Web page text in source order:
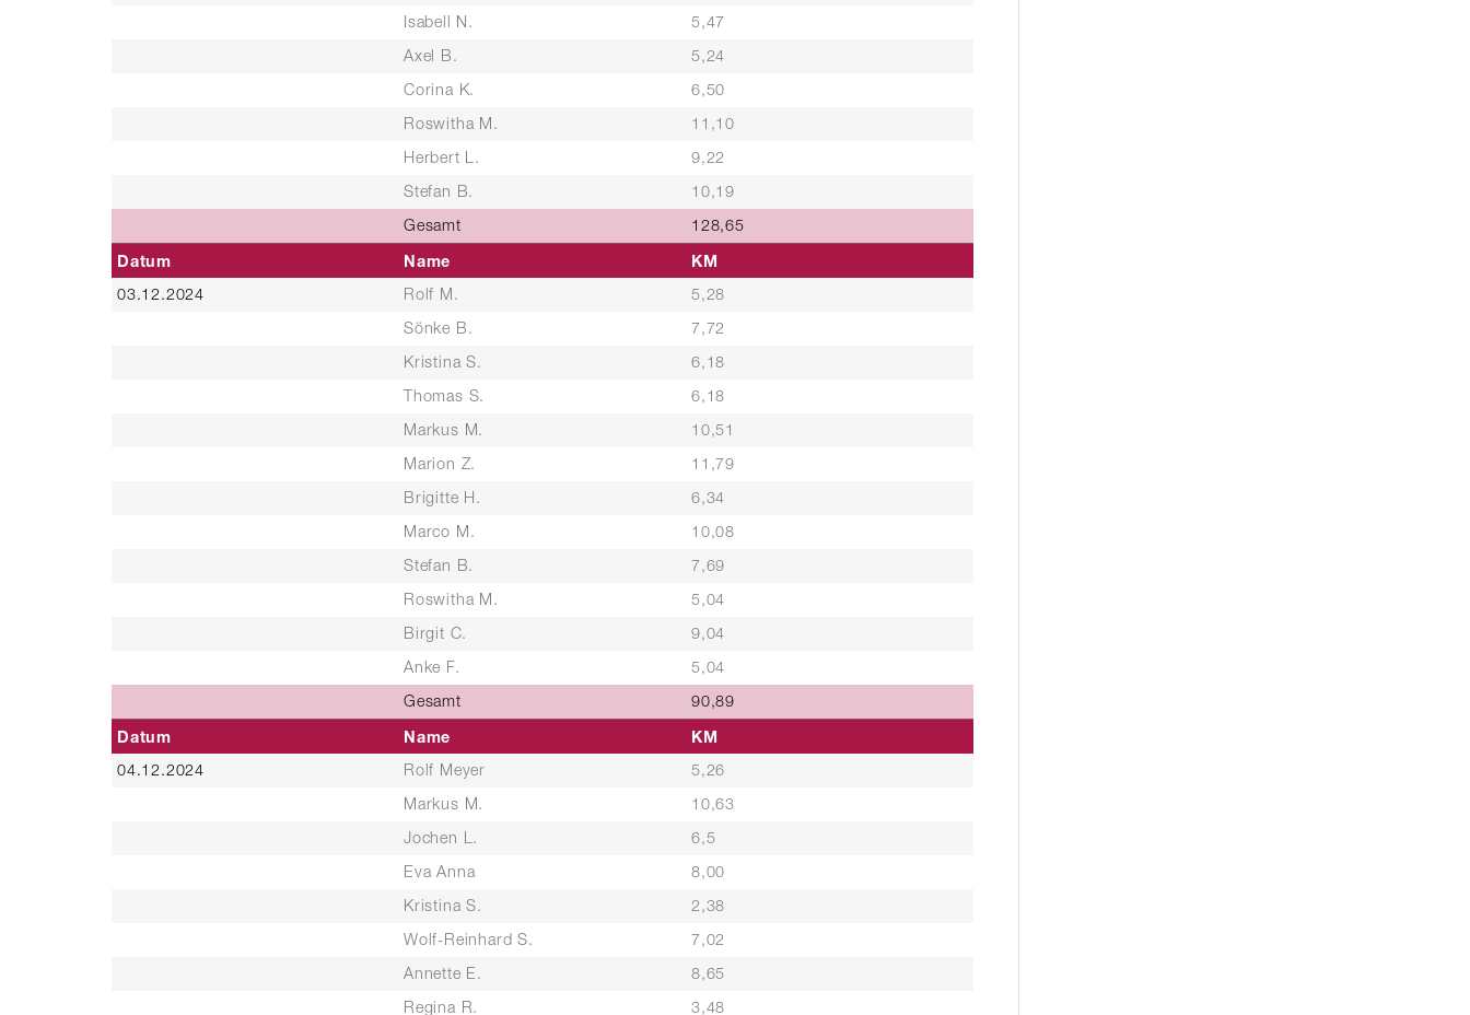
Isabell N.
5,47
Axel B.
5,24
Corina K.
6,50
Roswitha M.
11,10
Herbert L.
9,22
Stefan B.
10,19
Gesamt
128,65
Datum Name KM
03.12.2024 Rolf M.
5,28
Sönke B.
7,72
Kristina S.
6,18
Thomas S.
6,18
Markus M.
10,51
Marion Z.
11,79
Brigitte H.
6,34
Marco M.
10,08
Stefan B.
7,69
Roswitha M.
5,04
Birgit C.
9,04
Anke F.
5,04
Gesamt
90,89
Datum Name KM
04.12.2024 Rolf Meyer
5,26
Markus M.
10,63
Jochen L.
6,5
Eva Anna
8,00
Kristina S.
2,38
Wolf-Reinhard S.
7,02
Annette E.
8,65
Regina R.
3,48